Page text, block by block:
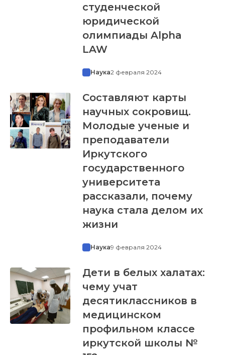
студенческой
юридической
олимпиады Alpha
LAW
Наука2 февраля 2024
Составляют карты
научных сокровищ.
Молодые ученые и
преподаватели
Иркутского
государственного
университета
рассказали, почему
наука стала делом их
жизни
Наука9 февраля 2024
Дети в белых халатах:
чему учат
десятиклассников в
медицинском
профильном классе
иркутской школы №